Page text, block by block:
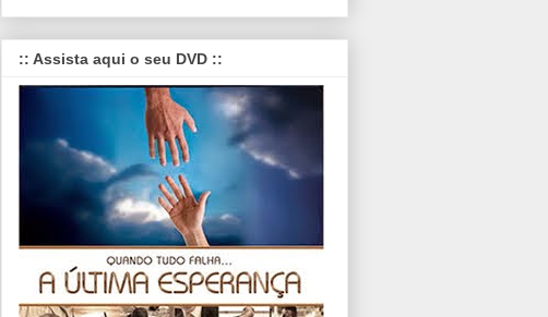
:: Assista aqui o seu DVD ::